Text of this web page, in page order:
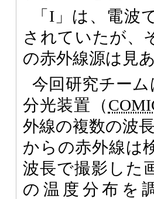
「I」は、電波
されていたが、
の赤外線源は見
今回研究チー
分光装置（
外線の複数の波
からの赤外線は
波長で撮影した
の温度分布を